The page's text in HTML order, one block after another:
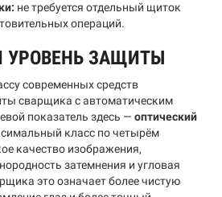
не требуется отдельный щиток
операций.
УРОВЕНЬ ЗАЩИТЫ
современных средств
сварщика с автоматическим
показатель здесь — оптический
класс по четырём
качество изображения,
затемнения и угловая
это означает более чистую